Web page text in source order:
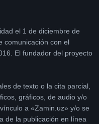
el 1 de diciembre de
comunicación con el
El fundador del proyecto
de texto o la cita parcial,
gráficos, de audio y/o
a «Zamin.uz» y/o se
de la publicación en línea